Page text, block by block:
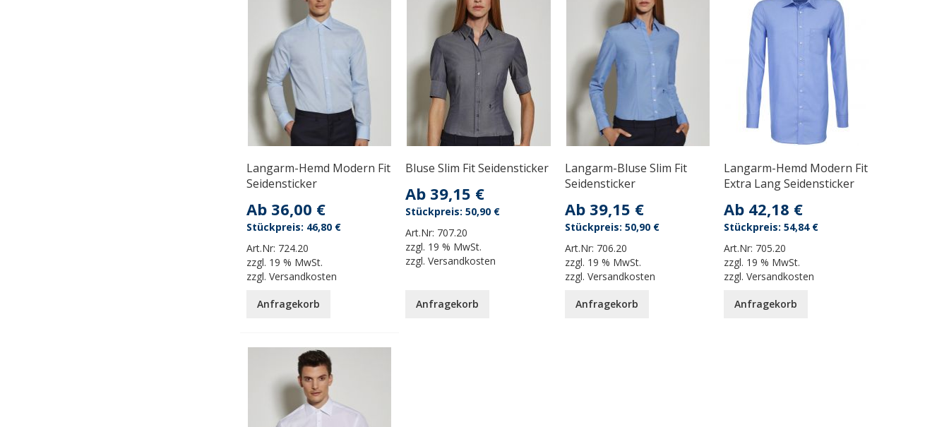
Langarm-Hemd Modern Fit
Seidensticker
Ab 36,00 €
Art.Nr: 724.20
zzgl. 19 % MwSt.
zzgl. Versandkosten
46,80 €
Anfragekorb
Bluse Slim Fit Seidensticker
Ab 39,15 €
Art.Nr: 707.20
zzgl. 19 % MwSt.
zzgl.Versandkosten
50,90 €
Anfragekorb
Langarm-Bluse Slim Fit
Seidensticker
Ab 39,15 €
Art.Nr: 706.20
zzgl. 19 % MwSt.
zzgl. Versandkosten
50,90 €
Anfragekorb
Langarm-Hemd Modern Fit
Extra Lang Seidensticker
Ab 42,18 €
Art.Nr: 705.20
zzgl. 19 % MwSt.
zzgl.Versandkosten
54,84 €
Anfragekorb